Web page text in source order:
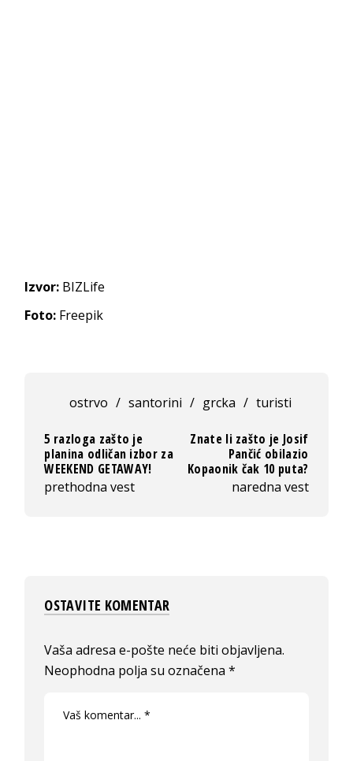
Izvor: BIZLife
Foto: Freepik
ostrvo / santorini / grcka / turisti
5 razloga zašto je
planina odličan izbor za
WEEKEND GETAWAY!
prethodna vest
Znate li zašto je Josif
Pančić obilazio
Kopaonik čak 10 puta?
naredna vest
OSTAVITE KOMENTAR
Vaša adresa e-pošte neće biti objavljena.
Neophodna polja su označena*